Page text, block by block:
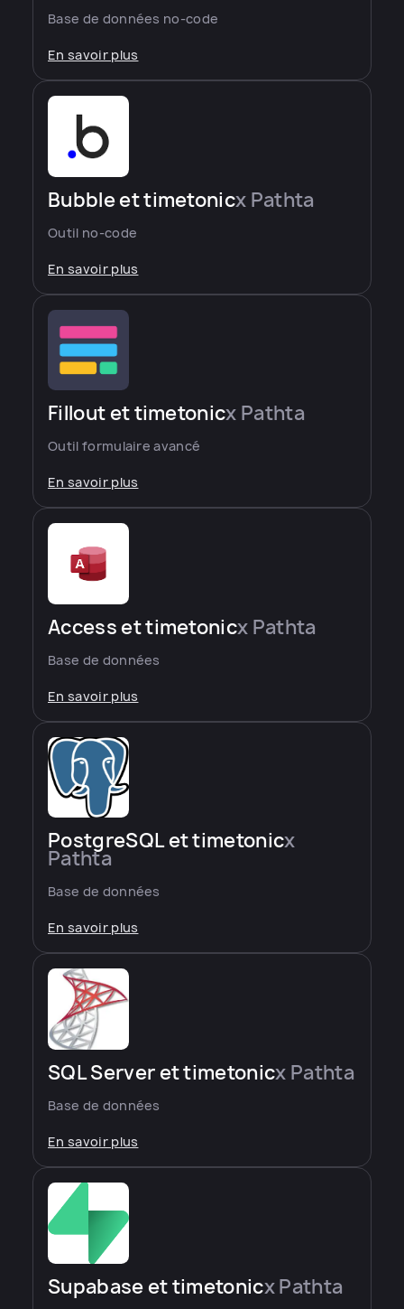
Base de données no-code
En savoir plus
Bubble et timetonicx Pathta
Outil no-code
En savoir plus
Fillout et timetonicx Pathta
Outil formulaire avancé
En savoir plus
Access et timetonicx Pathta
Base de données
En savoir plus
PostgreSQL et timetonicx
Pathta
Base de données
En savoir plus
SQL Server et timetonicx Pathta
Base de données
En savoir plus
Supabase et timetonicx Pathta